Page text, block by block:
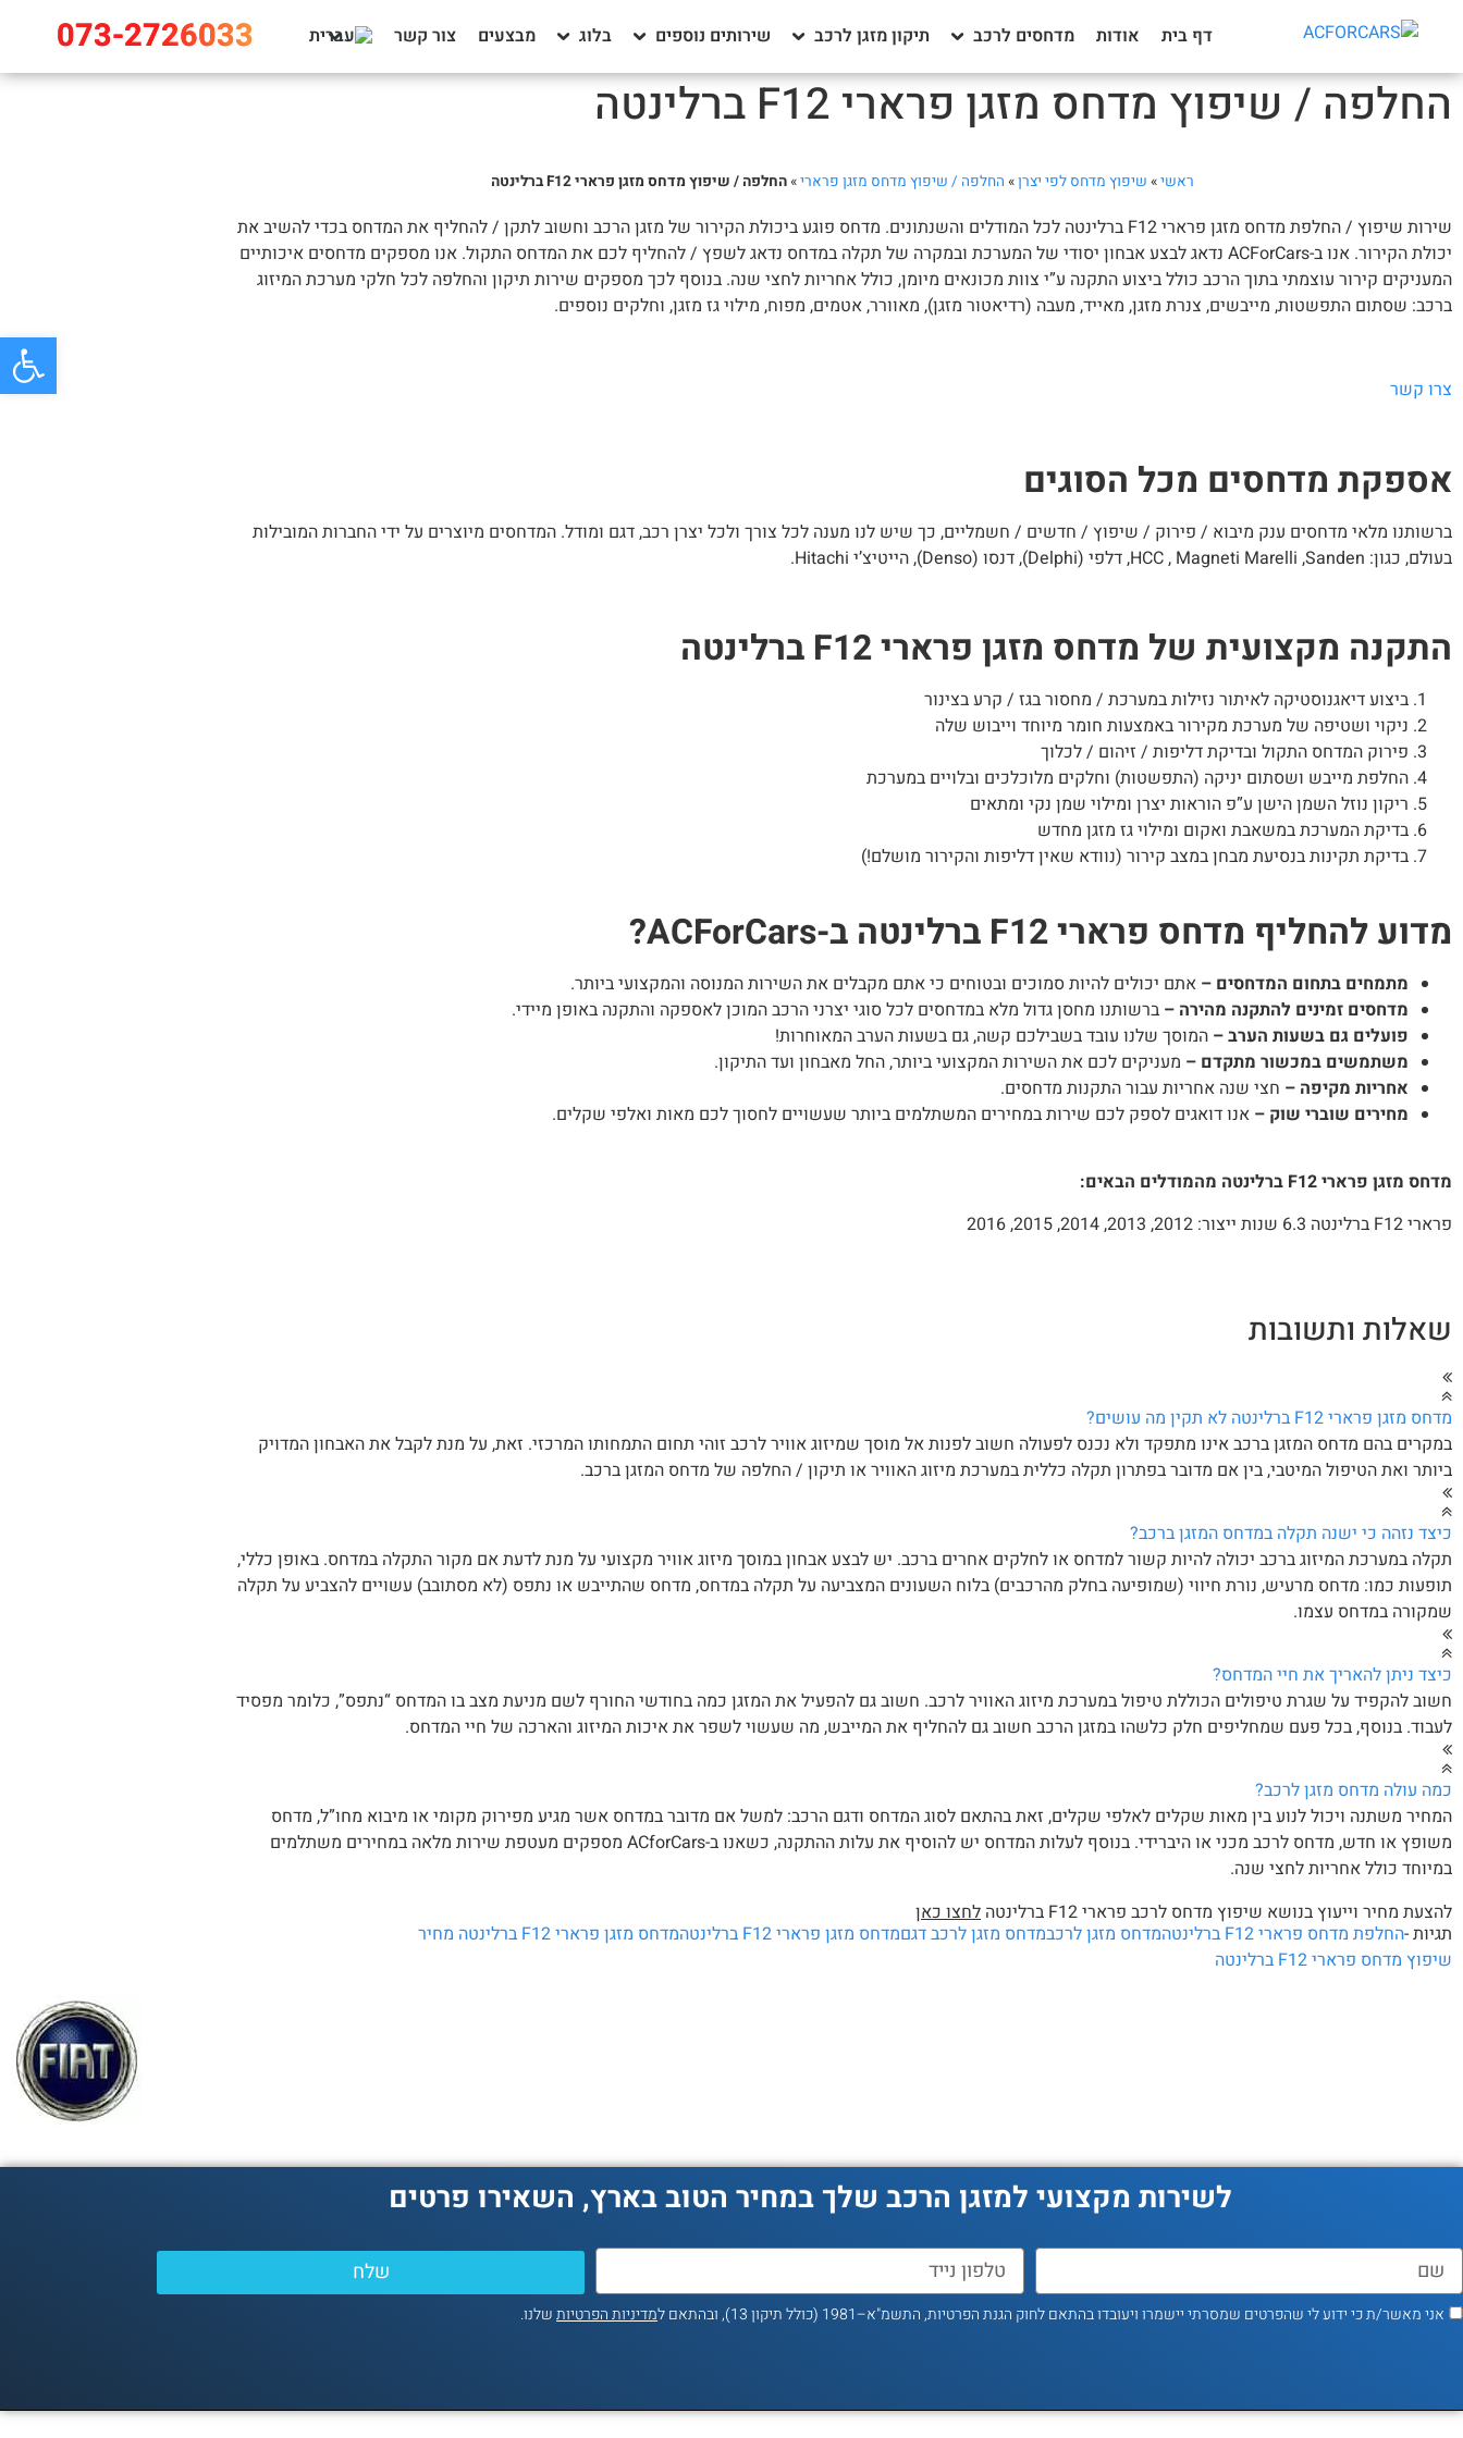
דף בית אודות מדחסים לרכב תיקון מזגן לרכב שירותים נוספים בלוג מבצעים צור קשר 073-2726033
החלפה / שיפוץ מדחס מזגן פרארי F12 ברלינטה
ראשי» שיפוץ מדחס לפי יצרן» החלפה / שיפוץ מדחס מזגן פרארי»החלפה / שיפוץ מדחס מזגן פרארי F12 ברלינטה
שירות שיפוץ / החלפת מדחס מזגן פרארי F12 ברלינטה לכל המודלים והשנתונים. מדחס פוגע ביכולת הקירור של מזגן הרכב וחשוב לתקן / להחליף את המדחס בכדי להשיב את
יכולת הקירור. אנו ב-ACForCars נדאג לבצע אבחון יסודי של המערכת ובמקרה של תקלה במדחס נדאג לשפץ / להחליף לכם את המדחס התקול. אנו מספקים מדחסים איכותיים
המעניקים קירור עוצמתי בתוך הרכב כולל ביצוע התקנה ע”י צוות מכונאים מיומן, כולל אחריות לחצי שנה. בנוסף לכך מספקים שירות תיקון והחלפה לכל חלקי מערכת המיזוג
ברכב: שסתום התפשטות, מייבשים, צנרת מזגן, מאייד, מעבה (רדיאטור מזגן), מאוורר, אטמים, מפוח, מילוי גז מזגן, וחלקים נוספים.
צרו קשר
אספקת מדחסים מכל הסוגים
ברשותנו מלאי מדחסים ענק מיבוא / פירוק / שיפוץ / חדשים / חשמליים, כך שיש לנו מענה לכל צורך ולכל יצרן רכב, דגם ומודל. המדחסים מיוצרים על ידי החברות המובילות
בעולם, כגון: HCC , Magneti Marelli ,Sanden, דלפי (Delphi), דנסו (Denso), הייטיצ’י Hitachi.
התקנה מקצועית של מדחס מזגן פרארי F12 ברלינטה
ביצוע דיאגנוסטיקה לאיתור נזילות במערכת / מחסור בגז / קרע בצינור
ניקוי ושטיפה של מערכת מקירור באמצעות חומר מיוחד וייבוש שלה
פירוק המדחס התקול ובדיקת דליפות / זיהום / לכלוך
החלפת מייבש ושסתום יניקה (התפשטות) וחלקים מלוכלכים ובלויים במערכת
ריקון נוזל השמן הישן ע”פ הוראות יצרן ומילוי שמן נקי ומתאים
בדיקת המערכת במשאבת ואקום ומילוי גז מזגן מחדש
בדיקת תקינות בנסיעת מבחן במצב קירור (נוודא שאין דליפות והקירור מושלם!)
מדוע להחליף מדחס פרארי F12 ברלינטה ב-ACForCars?
מתמחים בתחום המדחסים – אתם יכולים להיות סמוכים ובטוחים כי אתם מקבלים את השירות המנוסה והמקצועי ביותר.
מדחסים זמינים להתקנה מהירה – ברשותנו מחסן גדול מלא במדחסים לכל סוגי יצרני הרכב המוכן לאספקה והתקנה באופן מיידי.
פועלים גם בשעות הערב – המוסך שלנו עובד בשבילכם קשה, גם בשעות הערב המאוחרות!
משתמשים במכשור מתקדם – מעניקים לכם את השירות המקצועי ביותר, החל מאבחון ועד התיקון.
אחריות מקיפה – חצי שנה אחריות עבור התקנות מדחסים.
מחירים שוברי שוק – אנו דואגים לספק לכם שירות במחירים המשתלמים ביותר שעשויים לחסוך לכם מאות ואלפי שקלים.
מדחס מזגן פרארי F12 ברלינטה מהמודלים הבאים:
פרארי F12 ברלינטה 6.3 שנות ייצור: 2012, 2013, 2014, 2015, 2016
שאלות ותשובות
מדחס מזגן פרארי F12 ברלינטה לא תקין מה עושים?
במקרים בהם מדחס המזגן ברכב אינו מתפקד ולא נכנס לפעולה חשוב לפנות אל מוסך שמיזוג אוויר לרכב זוהי תחום התמחותו המרכזי. זאת, על מנת לקבל את האבחון המדויק
ביותר ואת הטיפול המיטבי, בין אם מדובר בפתרון תקלה כללית במערכת מיזוג האוויר או תיקון / החלפה של מדחס המזגן ברכב.
כיצד נזהה כי ישנה תקלה במדחס המזגן ברכב?
תקלה במערכת המיזוג ברכב יכולה להיות קשור למדחס או לחלקים אחרים ברכב. יש לבצע אבחון במוסך מיזוג אוויר מקצועי על מנת לדעת אם מקור התקלה במדחס. באופן כללי,
תופעות כמו: מדחס מרעיש, נורת חיווי (שמופיעה בחלק מהרכבים) בלוח השעונים המצביעה על תקלה במדחס, מדחס שהתייבש או נתפס (לא מסתובב) עשויים להצביע על תקלה
שמקורה במדחס עצמו.
כיצד ניתן להאריך את חיי המדחס?
חשוב להקפיד על שגרת טיפולים הכוללת טיפול במערכת מיזוג האוויר לרכב. חשוב גם להפעיל את המזגן כמה בחודשי החורף לשם מניעת מצב בו המדחס “נתפס”, כלומר מפסיד
לעבוד. בנוסף, בכל פעם שמחליפים חלק כלשהו במזגן הרכב חשוב גם להחליף את המייבש, מה שעשוי לשפר את איכות המיזוג והארכה של חיי המדחס.
כמה עולה מדחס מזגן לרכב?
המחיר משתנה ויכול לנוע בין מאות שקלים לאלפי שקלים, זאת בהתאם לסוג המדחס ודגם הרכב: למשל אם מדובר במדחס אשר מגיע מפירוק מקומי או מיבוא מחו”ל, מדחס
משופץ או חדש, מדחס לרכב מכני או היברידי. בנוסף לעלות המדחס יש להוסיף את עלות ההתקנה, כשאנו ב-ACforCars מספקים מעטפת שירות מלאה במחירים משתלמים
במיוחד כולל אחריות לחצי שנה.
להצעת מחיר וייעוץ בנושא שיפוץ מדחס לרכב פרארי F12 ברלינטה
לחצו כאן
תגיות -החלפת מדחס פרארי F12 ברלינטה מדחס מזגן לרכבמדחס מזגן לרכב דגםמדחס מזגן פרארי F12 ברלינטה
מדחס מזגן פרארי F12 ברלינטה מחיר
שיפוץ מדחס פרארי F12 ברלינטה
לשירות מקצועי למזגן הרכב שלך במחיר הטוב בארץ, השאירו פרטים
אני מאשר/ת כי ידוע לי שהפרטים שמסרתי יישמרו ויעובדו בהתאם לחוק הגנת הפרטיות, התשמ"א–1981 (כולל תיקון 13), ובהתאם ל מדיניות הפרטיותשלנו.
שלח